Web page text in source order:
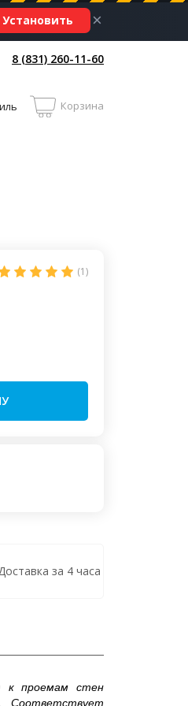
Установить ×
8 (831) 260-11-60
Корзина
(1)
за 4 часа
к проемам стен
Соответствует